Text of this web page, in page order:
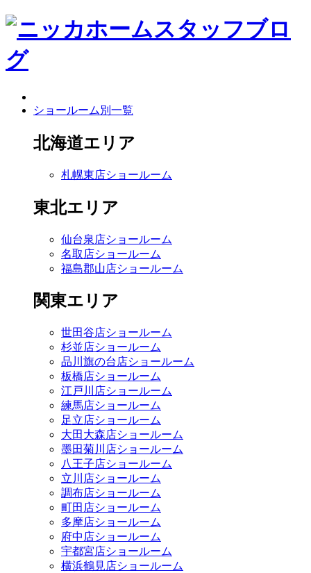
ショールーム別一覧
北海道エリア
札幌東店ショールーム
東北エリア
仙台泉店ショールーム
名取店ショールーム
福島郡山店ショールーム
関東エリア
世田谷店ショールーム
杉並店ショールーム
品川旗の台店ショールーム
板橋店ショールーム
江戸川店ショールーム
練馬店ショールーム
足立店ショールーム
大田大森店ショールーム
墨田菊川店ショールーム
八王子店ショールーム
立川店ショールーム
調布店ショールーム
町田店ショールーム
多摩店ショールーム
府中店ショールーム
宇都宮店ショールーム
横浜鶴見店ショールーム